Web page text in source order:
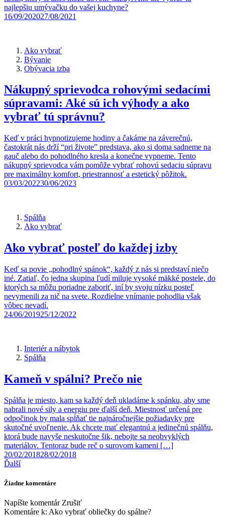
najlepšiu umývačku do vašej kuchyne?
16/09/202027/08/2021
Ako vybrať
Bývanie
Obývacia izba
Nákupný sprievodca rohovými sedacími
súpravami: Aké sú ich výhody a ako
vybrať tú správnu?
Keď v práci hypnotizujeme hodiny a čakáme na záverečnú,
častokrát nás drží “pri živote” predstava, ako si doma sadneme na
gauč alebo do pohodlného kresla a konečne vypneme. Tento
nákupný sprievodca vám pomôže vybrať rohovú sedaciu súpravu
pre maximálny komfort, priestrannosť a estetický pôžitok.
03/03/202230/06/2023
Spálňa
Ako vybrať
Ako vybrať posteľ do každej izby
Keď sa povie „pohodlný spánok“, každý z nás si predstaví niečo
iné. Zatiaľ, čo jedna skupina ľudí miluje vysoké mäkké postele, do
ktorých sa môžu poriadne zaboriť, iní by svoju nízku posteľ
nevymenili za nič na svete. Rozdielne vnímanie pohodlia však
vôbec nevadí.
24/06/201925/12/2022
Interiér a nábytok
Spálňa
Kameň v spálni? Prečo nie
Spálňa je miesto, kam sa každý deň ukladáme k spánku, aby sme
nabrali nové sily a energiu pre ďalší deň. Miestnosť určená pre
odpočinok by mala spĺňať tie najnáročnejšie požiadavky pre
skutočné uvoľnenie. Ak chcete mať elegantnú a jedinečnú spálňu,
ktorá bude navyše neskutočne šik, nebojte sa neobvyklých
materiálov. Tentoraz bude reč o surovom kameni […]
20/02/201828/02/2018
Ďalší
Žiadne komentáre
Napíšte komentár Zrušiť
Komentáre k: Ako vybrať obliečky do spálne?